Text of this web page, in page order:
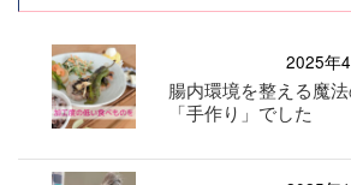
2025年
腸内環境を整える魔
「手作り」でした